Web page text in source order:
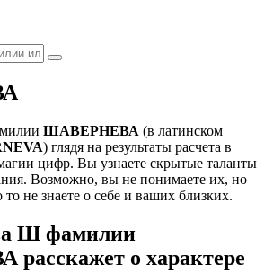
ШАВЕРНЕВА (в латинском
) глядя на результаты расчета в
цифр. Вы узнаете скрытые таланты
Возможно, вы не понимаете их, но
то не знаете о себе и ваших близких.
Ш фамилии
о характере